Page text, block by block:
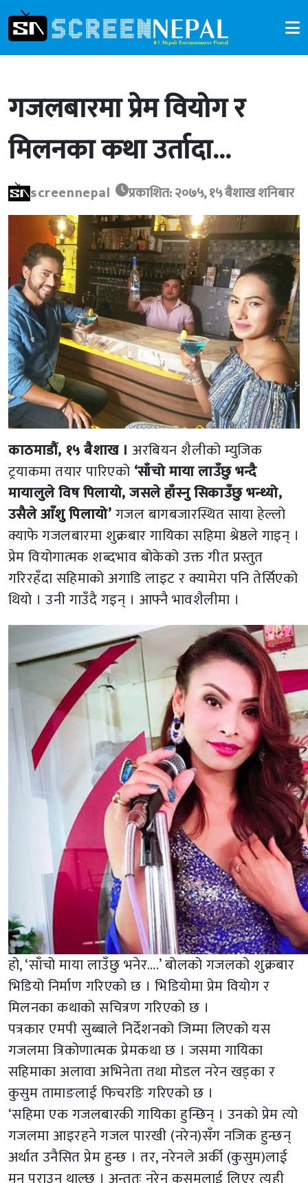
गजलबारमा प्रेम वियोग र
मिलनका कथा उर्तादा…
screennepal प्रकाशित: २०७५, १५ बैशाख शनिबार
काठमाडौं, १५ बैशाख ।अरबियन शैलीको म्युजिक
ट्रयाकमा तयार पारिएको ‘साँचो माया लाउँछु भन्दै
मायालुले विष पिलायो, जसले हाँस्नु सिकाउँछु भन्थ्यो,
उसैले आँशु पिलायो’गजल बागबजारस्थित साया हेल्लो
क्याफे गजलबारमा शुक्रबार गायिका सहिमा श्रेष्ठले गाइन् ।
प्रेम वियोगात्मक शब्दभाव बोकेको उक्त गीत प्रस्तुत
गरिरहँदा सहिमाको अगाडि लाइट र क्यामेरा पनि तेर्सिएको
थियो । उनी गाउँदै गइन् । आफ्नै भावशैलीमा ।
हो, ‘साँचो माया लाउँछु भनेर….’ बोलको गजलको शुक्रबार
भिडियो निर्माण गरिएको छ । भिडियोमा प्रेम वियोग र
मिलनका कथाको सचित्रण गरिएको छ ।
पत्रकार एमपी सुब्बाले निर्देशनको जिम्मा लिएको यस
गजलमा त्रिकोणात्मक प्रेमकथा छ । जसमा गायिका
सहिमाका अलावा अभिनेता तथा मोडल नरेन खड्का र
कुसुम तामाङलाई फिचरङि गरिएको छ ।
‘सहिमा एक गजलबारकी गायिका हुन्छिन् । उनको प्रेम त्यो
गजलमा आइरहने गजल पारखी (नरेन)सँग नजिक हुन्छन्
अर्थात उनैसित प्रेम हुन्छ । तर, नरेनले अर्की (कुसुम)लाई